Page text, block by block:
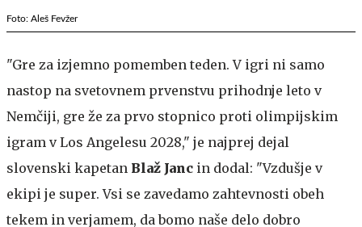
Foto: Aleš Fevžer
"Gre za izjemno pomemben teden. V igri ni samo
nastop na svetovnem prvenstvu prihodnje leto v
Nemčiji, gre že za prvo stopnico proti olimpijskim
igram v Los Angelesu 2028," je najprej dejal
slovenski kapetan Blaž Janc in dodal: "Vzdušje v
ekipi je super. Vsi se zavedamo zahtevnosti obeh
tekem in verjamem, da bomo naše delo dobro